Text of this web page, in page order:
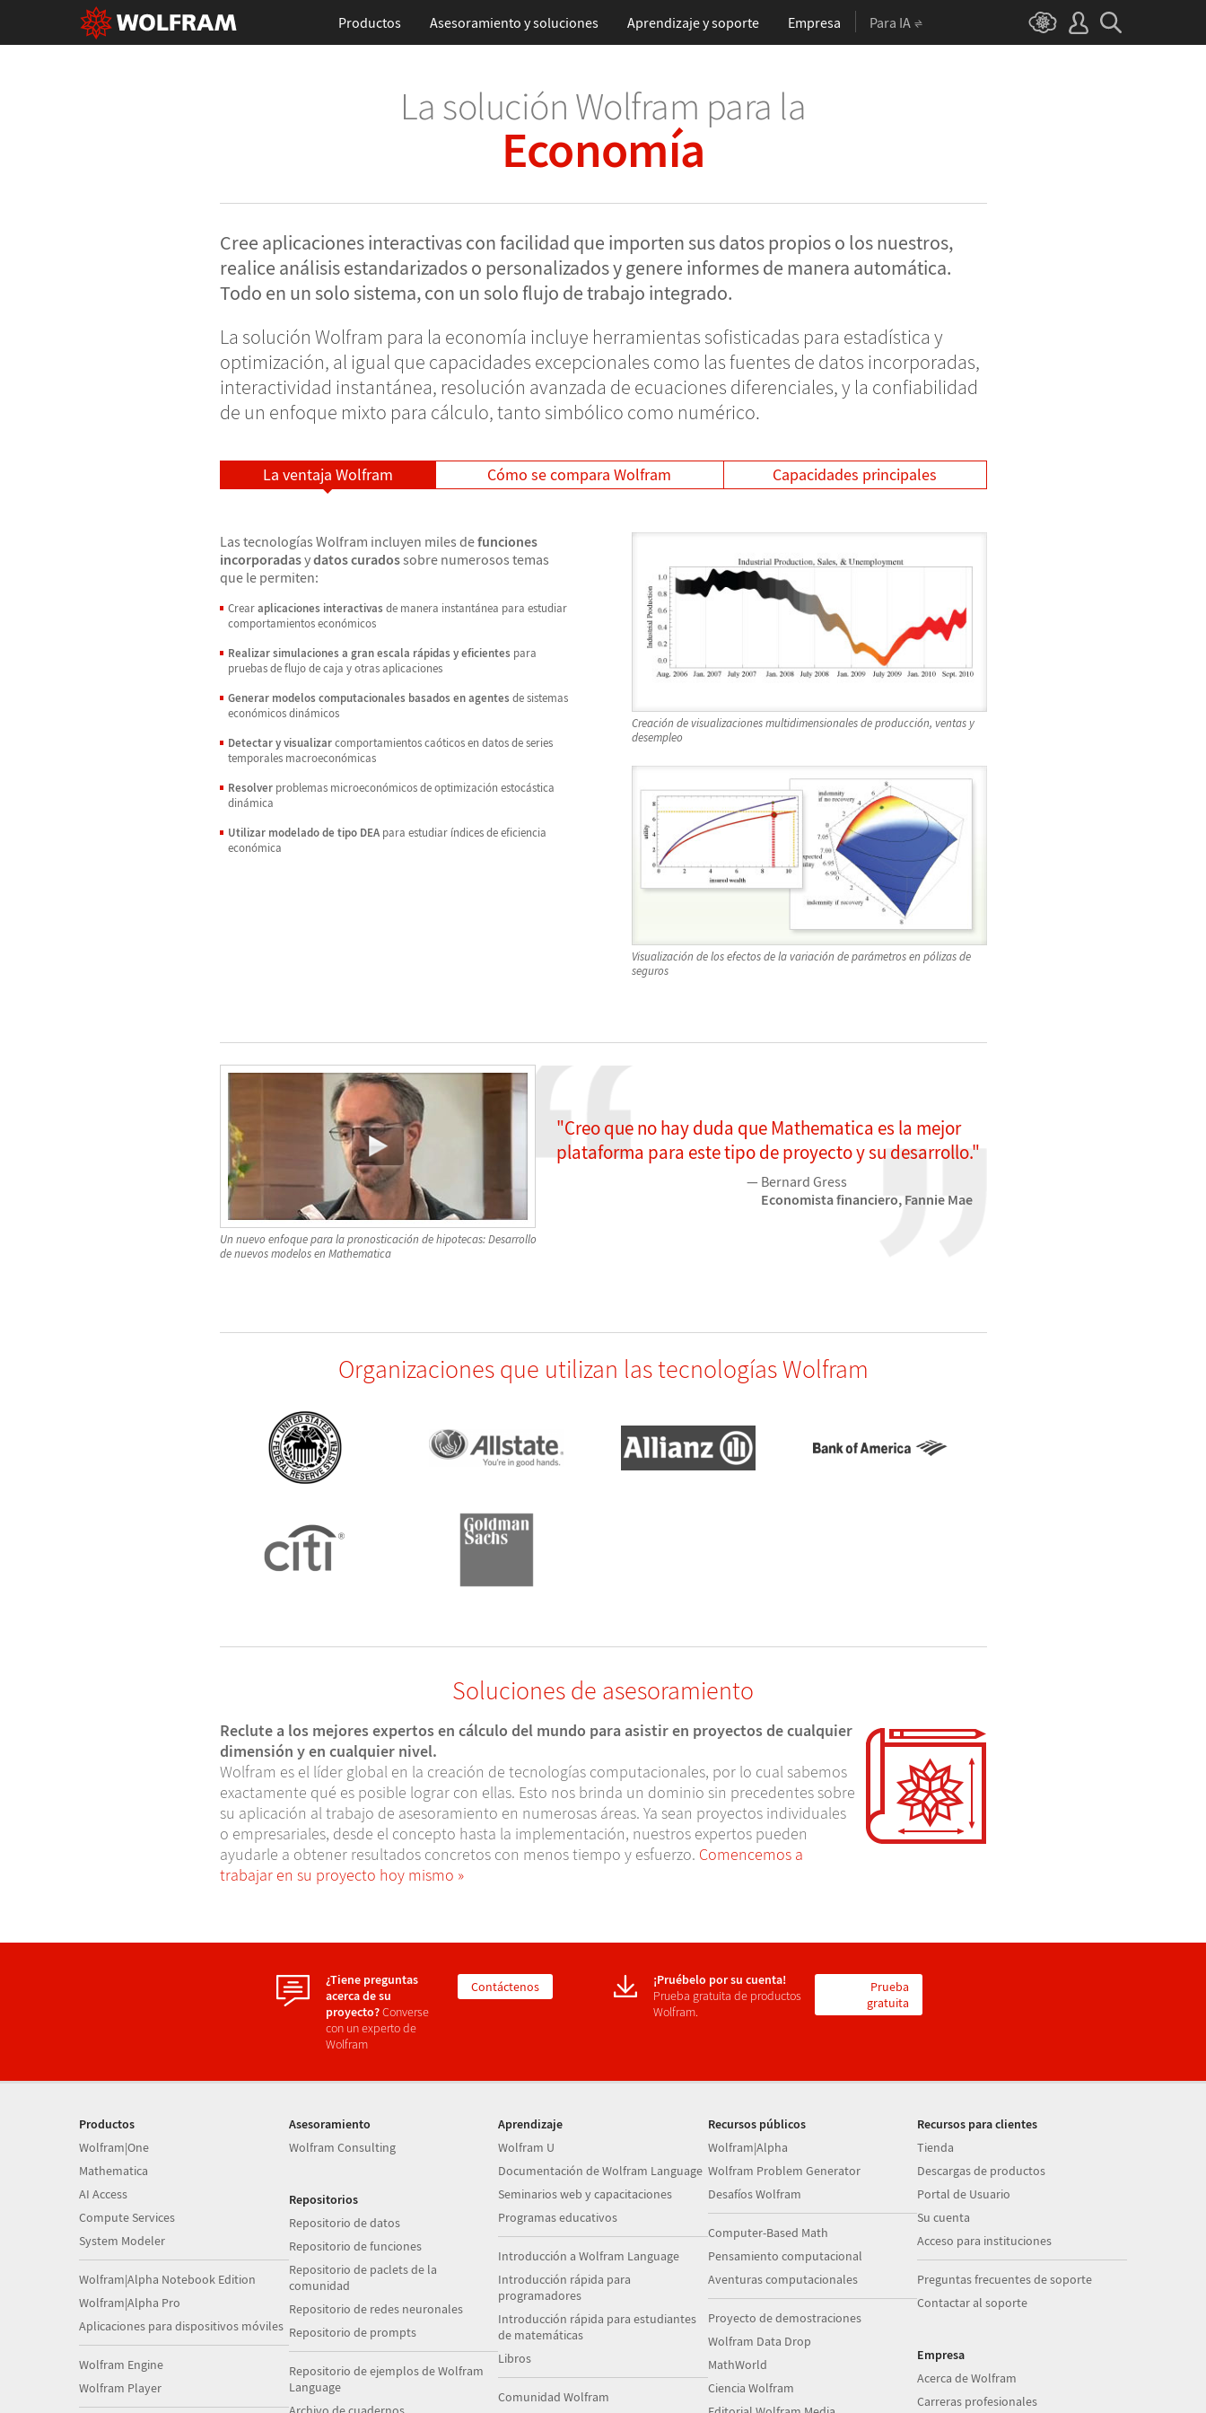
Productos Asesoramiento y soluciones Aprendizajey soporte Empresa Para IA
La solución Wolfram para la
Economía
Cree aplicaciones interactivas con facilidad que importen sus datos propios o los nuestros,
realice análisis estandarizados o personalizados y genere informes de manera automática.
Todo en un solo sistema, con un solo flujo de trabajo integrado.
La solución Wolfram para la economía incluye herramientas sofisticadas para estadística y
optimización, al igual que capacidades excepcionales como las fuentes de datos incorporadas,
interactividad instantánea, resolución avanzada de ecuaciones diferenciales, y la confiabilidad
de un enfoque mixto para cálculo, tanto simbólico como numérico.
La ventaja Wolfram Cómo se compara Wolfram Capacidades principales
Las tecnologías Wolfram incluyen miles defunciones
incorporadasydatos curadossobre numerosos temas
que le permiten:
Crearaplicaciones interactivas de manera instantánea para estudiar
comportamientos económicos
Realizar simulaciones a gran escala rápidas y eficientes para
pruebas de flujo de caja y otras aplicaciones
Generar modelos computacionales basados en agentes de sistemas
económicos dinámicos
Detectar y visualizarcomportamientos caóticos en datos de series
temporales macroeconómicas
Resolver problemas microeconómicos de optimización estocástica
dinámica
Utilizar modelado de tipo DEA para estudiar índices de eficiencia
económica
Creación de visualizaciones multidimensionales de producción, ventas y
desempleo
Visualización de los efectos de la variación de parámetros en pólizas de
seguros
Un nuevo enfoque para la pronosticación de hipotecas: Desarrollo
de nuevos modelos en Mathematica
"Creo que no hay duda que Mathematica es la mejor
plataforma para este tipo de proyecto y su desarrollo."
Bernard Gress
Economista financiero, Fannie Mae
Organizaciones que utilizan las tecnologías Wolfram
Soluciones de asesoramiento
Reclute a los mejores expertos en cálculo del mundo para asistir en proyectos de cualquier
dimensión y en cualquier nivel.
Wolfram es el líder global en la creación de tecnologías computacionales, por lo cual sabemos
exactamente qué es posible lograr con ellas. Esto nos brinda un dominio sin precedentes sobre
su aplicación al trabajo de asesoramiento en numerosas áreas. Ya sean proyectos individuales
o empresariales, desde el concepto hasta la implementación, nuestros expertos pueden
ayudarle a obtener resultados concretos con menos tiempo y esfuerzo. Comencemos a
trabajar en su proyecto hoy mismo
¿Tiene preguntas
acerca de su
proyecto?Converse
con un experto de
Wolfram
Contáctenos
¡Pruébelo por su cuenta!
Prueba gratuita de productos
Wolfram.
Prueba
gratuita
Productos
Wolfram|One
Mathematica
AI Access
Compute Services
System Modeler
Wolfram|Alpha Notebook Edition
Wolfram|Alpha Pro
Aplicaciones para dispositivos móviles
Wolfram Engine
Wolfram Player
Asesoramiento
Wolfram Consulting
Repositorios
Repositorio de datos
Repositorio de funciones
Repositorio de paclets de la
comunidad
Repositorio de redes neuronales
Repositorio de prompts
Repositorio de ejemplos de Wolfram
Language
Aprendizaje
Wolfram U
Documentación de Wolfram Language
Seminarios web y capacitaciones
Programas educativos
Introducción a Wolfram Language
Introducción rápida para
programadores
Introducción rápida para estudiantes
de matemáticas
Libros
Comunidad Wolfram
Recursos públicos
Wolfram|Alpha
Wolfram Problem Generator
Desafíos Wolfram
Computer-Based Math
Pensamiento computacional
Aventuras computacionales
Proyecto de demostraciones
Wolfram Data Drop
MathWorld
Ciencia Wolfram
Recursos para clientes
Tienda
Descargas de productos
Portal de Usuario
Su cuenta
Acceso para instituciones
Preguntas frecuentes de soporte
Contactar al soporte
Empresa
Acerca de Wolfram
Carreras profesionales